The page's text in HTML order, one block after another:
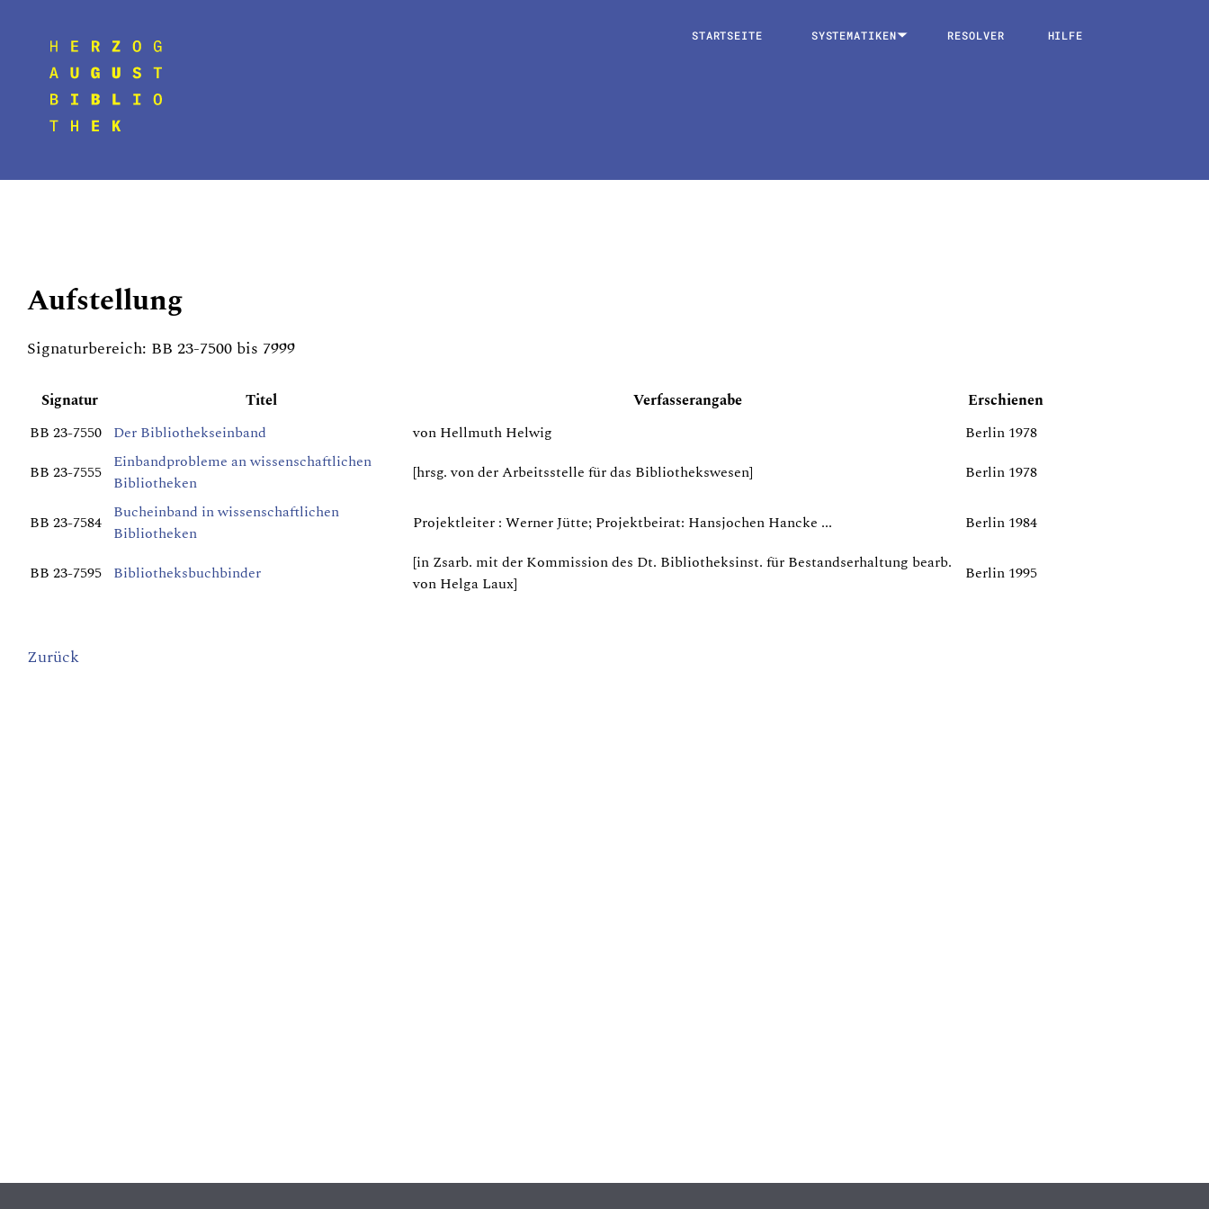
STARTSEITE SYSTEMATIKEN RESOLVER HILFE
Aufstellung
Signaturbereich: BB 23-7500 bis 7999
Signatur Titel Verfasserangabe
Erschienen
BB 23-7550 Der Bibliothekseinband von Hellmuth Helwig
Berlin 1978
BB 23-7555 Einbandprobleme an wissenschaftlichen
Bibliotheken
[hrsg. von der Arbeitsstelle für das Bibliothekswesen] Berlin 1978
BB 23-7584 Bucheinband in wissenschaftlichen
Bibliotheken
Projektleiter : Werner Jütte; Projektbeirat: Hansjochen Hancke ... Berlin 1984
BB 23-7595 Bibliotheksbuchbinder
[in Zsarb. mit der Kommission des Dt. Bibliotheksinst. für Bestandserhaltung bearb.
von Helga Laux]
Berlin 1995
Zurück